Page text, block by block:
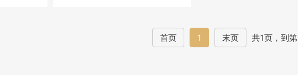
首页 1 末页 共1页，到第